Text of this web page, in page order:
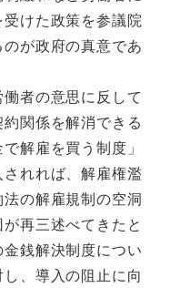
けた政策を参議院
が政府の真意であ
者の意思に反して
関係を解消できる
解雇を買う制度」
れれば、解雇権濫
の解雇規制の空洞
再三述べてきたと
銭解決制度につい
、導入の阻止に向